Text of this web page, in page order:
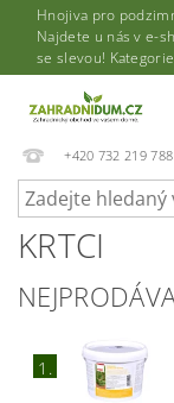
Hnojiva pro
Najdete u nás v e-
se slevou! Kategorie
+420 732 219 788
KRTCI
1.